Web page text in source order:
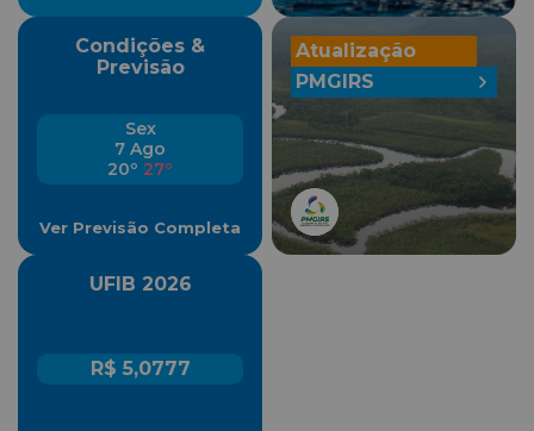
Condições &
Previsão
Sex
7 Ago
20º 27º
Ver Previsão Completa
UFIB 2026
R$ 5,0777
Atualização
PMGIRS